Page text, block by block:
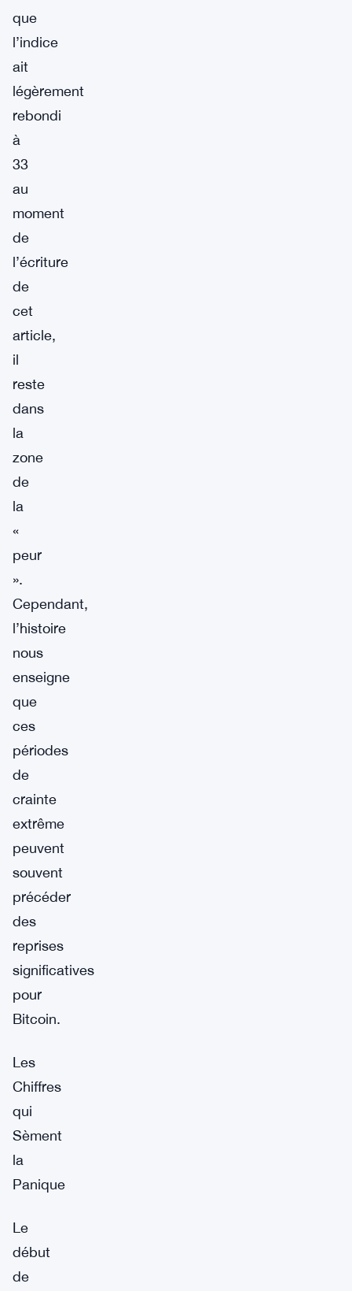
que
l’indice
ait
légèrement
rebondi
à
33
au
moment
de
l’écriture
de
cet
article,
il
reste
dans
la
zone
de
la
«
peur
».
Cependant,
l’histoire
nous
enseigne
que
ces
périodes
de
crainte
extrême
peuvent
souvent
précéder
des
reprises
significatives
pour
Bitcoin.
Les
Chiffres
qui
Sèment
la
Panique
Le
début
de